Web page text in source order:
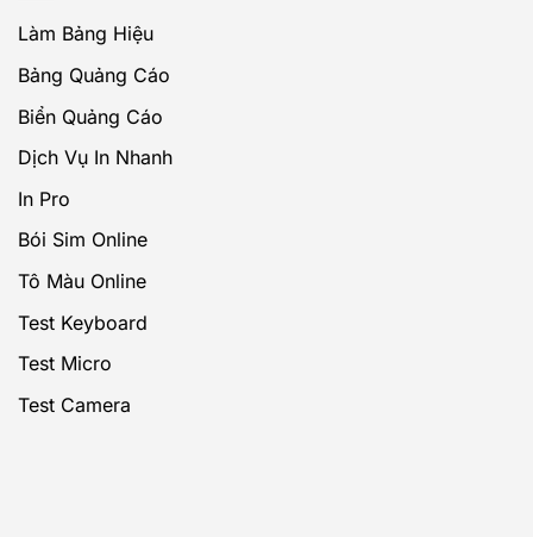
Làm Bảng Hiệu
Bảng Quảng Cáo
Biển Quảng Cáo
Dịch Vụ In Nhanh
In Pro
Bói Sim Online
Tô Màu Online
Test Keyboard
Test Micro
Test Camera